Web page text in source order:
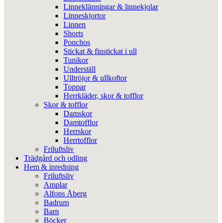
Linneklänningar & linnekjolar
Linneskjortor
Linnen
Shorts
Ponchos
Stickat & finstickat i ull
Tunikor
Underställ
Ulltröjor & ullkoftor
Toppar
Herrkläder, skor & tofflor
Skor & tofflor
Damskor
Damtofflor
Herrskor
Herrtofflor
Friluftsliv
Trädgård och odling
Hem & inredning
Friluftsliv
Amplar
Alfons Åberg
Badrum
Barn
Böcker